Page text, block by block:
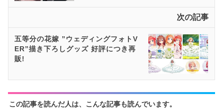
次の記事
五等分の花嫁 ”ウェディングフォトV
ER”描き下ろしグッズ 好評につき再
販!
この記事を読んだ人は、こんな記事も読んでいます。